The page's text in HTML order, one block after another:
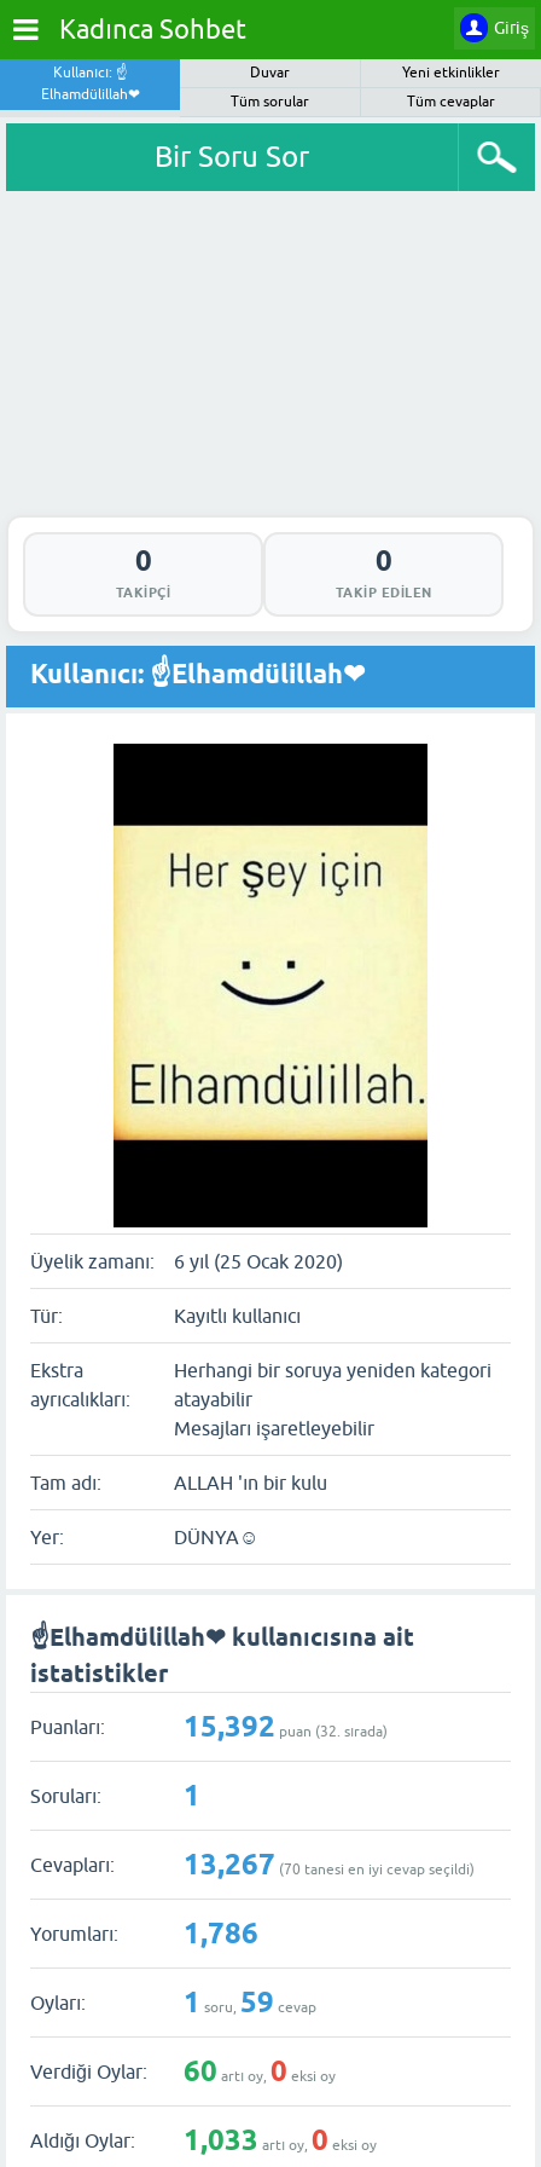
Giriş
Kadınca Sohbet
Kullanıcı: ☝️
Elhamdülillah❤
Duvar
Yeni etkinlikler
Tüm sorular
Tüm cevaplar
Bir Soru Sor
0
TAKIPÇI
0
TAKIP EDILEN
Kullanıcı: ☝️Elhamdülillah❤
Üyelik zamanı: 6 yıl (25 Ocak 2020)
Tür: Kayıtlı kullanıcı
Ekstra
ayrıcalıkları:
Herhangi bir soruya yeniden kategori
atayabilir
Mesajları işaretleyebilir
Tam adı: ALLAH 'ın bir kulu
Yer: DÜNYA☺
☝️Elhamdülillah❤ kullanıcısına ait
istatistikler
Puanları: 15,392 puan (32. sırada)
Soruları: 1
Cevapları: 13,267 (70 tanesi en iyi cevap seçildi)
Yorumları: 1,786
Oyları: 1 soru, 59 cevap
Verdiği Oylar: 60 artı oy, 0 eksi oy
Aldığı Oylar: 1,033 artı oy, 0 eksi oy